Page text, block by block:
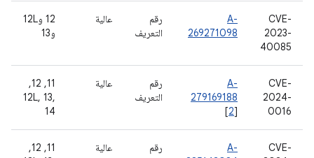
CVE-
2023-
40085
A-
269271098
رقم
التعريف
عالية
‫12 و12L
و13
CVE-
2024-
0016
A-
279169188
[2]
رقم
التعريف
عالية
‫11, 12,
12L, 13,
14
CVE-
A-
رقم
عالية
‫11, 12,